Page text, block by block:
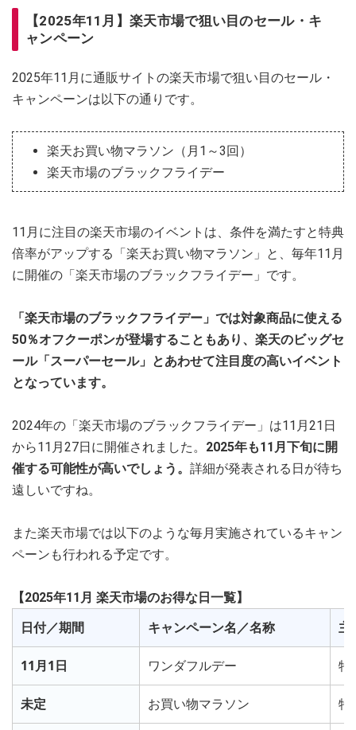
【2025年11月】楽天市場で狙い目のセール・キ
ャンペーン
2025年11月に通販サイトの楽天市場で狙い目のセール・
キャンペーンは以下の通りです。
楽天お買い物マラソン（月1～3回）
楽天市場のブラックフライデー
11月に注目の楽天市場のイベントは、条件を満たすと特典
倍率がアップする「楽天お買い物マラソン」と、毎年11月
に開催の「楽天市場のブラックフライデー」です。
「楽天市場のブラックフライデー」では対象商品に使える
50％オフクーポンが登場することもあり、楽天のビッグセ
ール「スーパーセール」とあわせて注目度の高いイベント
となっています。
2024年の「楽天市場のブラックフライデー」は11月21日
から11月27日に開催されました。 2025年も11月下旬に開
催する可能性が高いでしょう。 詳細が発表される日が待ち
遠しいですね。
また楽天市場では以下のような毎月実施されているキャン
ペーンも行われる予定です。
【2025年11月 楽天市場のお得な日一覧】
日付／期間 キャンペーン名／名称 主
11月1日 ワンダフルデー 特
未定 お買い物マラソン 特